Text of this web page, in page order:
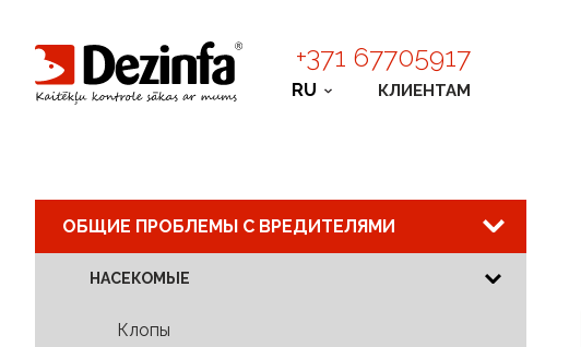
+371 67705917
RU КЛИЕНТАМ
ОБЩИЕ ПРОБЛЕМЫ С ВРЕДИТЕЛЯМИ
НАСЕКОМЫЕ
Клопы